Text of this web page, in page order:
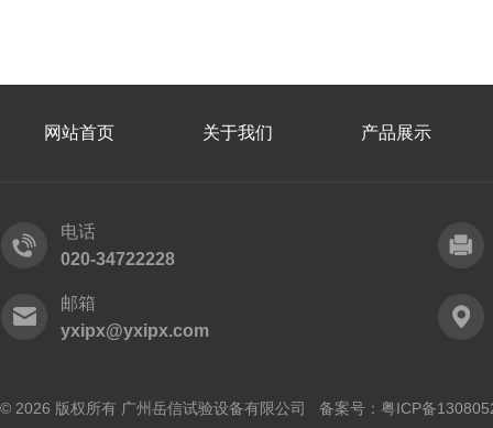
网站首页 关于我们 产品展示
电话
020-34722228
邮箱
yxipx@yxipx.com
© 2026 版权所有 广州岳信试验设备有限公司 备案号： 粤ICP备